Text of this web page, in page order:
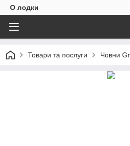
О лодки
Товари та послуги Човни